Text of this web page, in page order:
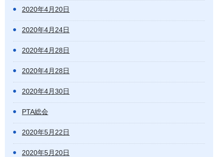
2020年4月20日
2020年4月24日
2020年4月28日
2020年4月28日
2020年4月30日
PTA総会
2020年5月22日
2020年5月20日